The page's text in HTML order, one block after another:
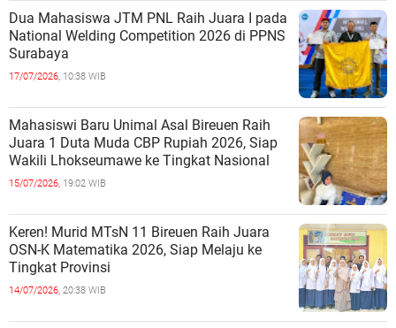
Dua Mahasiswa JTM PNL Raih Juara I pada
National Welding Competition 2026 di PPNS
Surabaya
17/07/2026, 10:38 WIB
Mahasiswi Baru Unimal Asal Bireuen Raih
Juara 1 Duta Muda CBP Rupiah 2026, Siap
Wakili Lhokseumawe ke Tingkat Nasional
15/07/2026, 19:02 WIB
Keren! Murid MTsN 11 Bireuen Raih Juara
OSN-K Matematika 2026, Siap Melaju ke
Tingkat Provinsi
14/07/2026, 20:38 WIB